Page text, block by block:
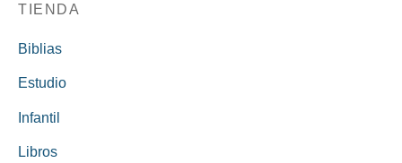
TIENDA
Biblias
Estudio
Infantil
Libros